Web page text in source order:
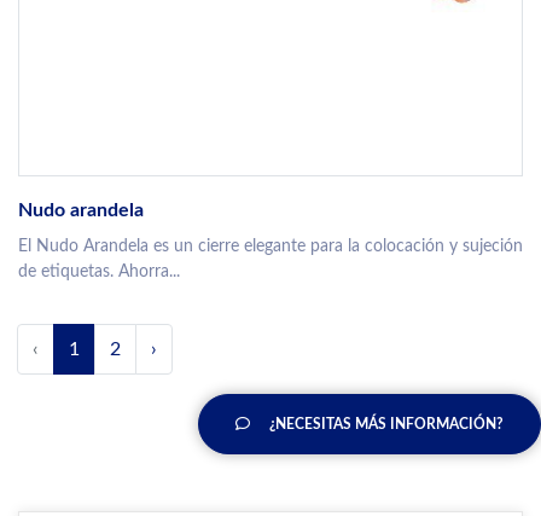
Nudo arandela
El Nudo Arandela es un cierre elegante para la colocación y sujeción
de etiquetas. Ahorra...
‹ 1 2 ›
¿NECESITAS MÁS INFORMACIÓN?